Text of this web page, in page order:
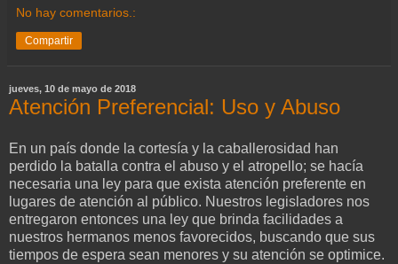
No hay comentarios.:
Compartir
jueves, 10 de mayo de 2018
Atención Preferencial: Uso y Abuso
En un país donde la cortesía y la caballerosidad han
perdido la batalla contra el abuso y el atropello; se hacía
necesaria una ley para que exista atención preferente en
lugares de atención al público. Nuestros legisladores nos
entregaron entonces una ley que brinda facilidades a
nuestros hermanos menos favorecidos, buscando que sus
tiempos de espera sean menores y su atención se optimice.